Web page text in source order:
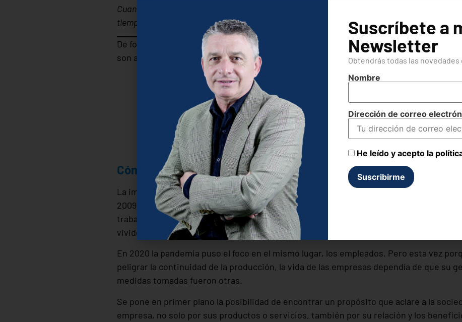
Cuando llegaba a su espacio, acomodaba las mantas sobre los cartones nuevos,
tiempo, tomaba la radio, le ponía las pilas y sintonizaba las noticias. Estaba agradecida.
De forma anónima y callada, muchas personas están sufriendo algo que ellos no
son ayudadas. No importa cómo llegaron, lo que importa es que están.
Pide información para tu empresa.
Cómo afectan las crisis al empleo.
La implicación de las empresas y sus empleados en las crisis siempre viene influida
2009, cuando Dulce vivió la que relata en su novela, los más perjudicados fueron los
trabajadores despedidos. Siendo también acusados de ser los responsables de aquel
vivido por encima de sus posibilidades.
En 2020 la pandemia puso el foco en el mismo lugar, los empleados. Pero esta vez
peligrar la continuidad de la producción, la vida de las empresas dependía de que su
medidas tomadas fueron otras.
Se pone en primer plano la posibilidad de encontrar un propósito que aclare a la
empresa, no solo por sus productos o servicios, también por su relación y los
Suscríbete a
Newsletter
Obtendrás todas las novedades
Nombre
Dirección de correo
He leído y acepto la